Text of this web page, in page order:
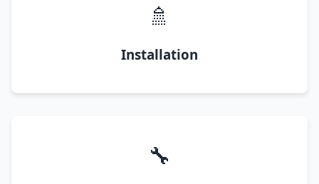
🚿
Installation
🔧